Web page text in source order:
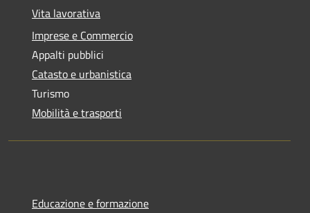
Vita lavorativa
Imprese e Commercio
Appalti pubblici
Catasto e urbanistica
Turismo
Mobilità e trasporti
Educazione e formazione